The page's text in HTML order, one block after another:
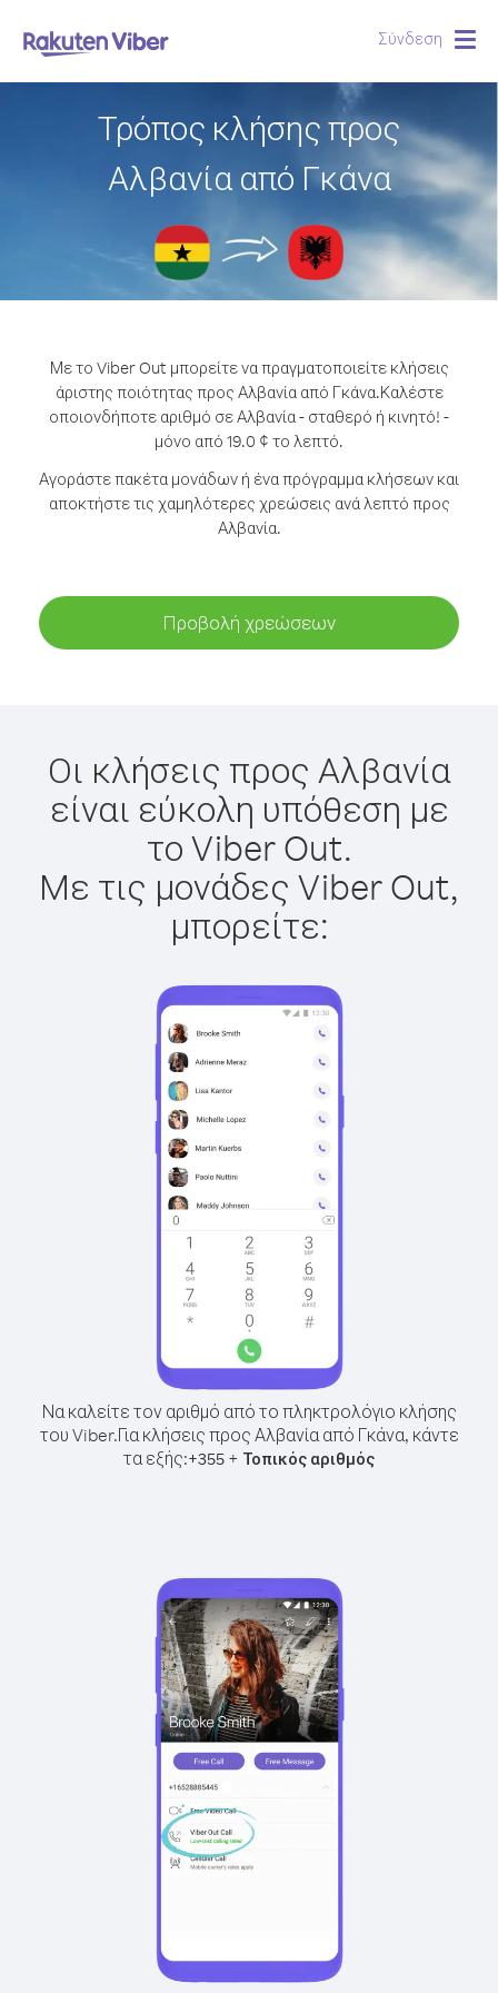
Σύνδεση
Τρόπος κλήσης προς
Αλβανία από Γκάνα
Με το Viber Out μπορείτε να πραγματοποιείτε κλήσεις
άριστης ποιότητας προς Αλβανία από Γκάνα.Καλέστε
οποιονδήποτε αριθμό σε Αλβανία - σταθερό ή κινητό! -
μόνο από 19.0 ¢ το λεπτό.
Αγοράστε πακέτα μονάδων ή ένα πρόγραμμα κλήσεων και
αποκτήστε τις χαμηλότερες χρεώσεις ανά λεπτό προς
Αλβανία.
Προβολή χρεώσεων
Οι κλήσεις προς Αλβανία
είναι εύκολη υπόθεση με
το Viber Out.
Με τις μονάδες Viber Out,
μπορείτε:
Να καλείτε τον αριθμό από το πληκτρολόγιο κλήσης
του Viber.Για κλήσεις προς Αλβανία από Γκάνα, κάντε
τα εξής:+355 + Τοπικός αριθμός